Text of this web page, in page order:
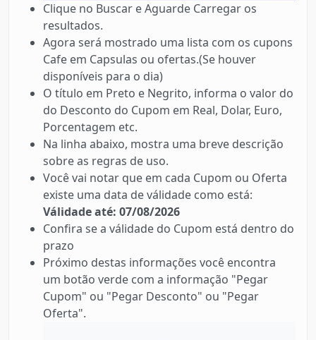
Clique no Buscar e Aguarde Carregar os
resultados.
Agora será mostrado uma lista com os cupons
Cafe em Capsulas ou ofertas.(Se houver
disponíveis para o dia)
O título em Preto e Negrito, informa o valor do
do Desconto do Cupom em Real, Dolar, Euro,
Porcentagem etc.
Na linha abaixo, mostra uma breve descrição
sobre as regras de uso.
Você vai notar que em cada Cupom ou Oferta
existe uma data de válidade como está:
Válidade até: 07/08/2026
Confira se a válidade do Cupom está dentro do
prazo
Próximo destas informações você encontra
um botão verde com a informação "Pegar
Cupom" ou "Pegar Desconto" ou "Pegar
Oferta".